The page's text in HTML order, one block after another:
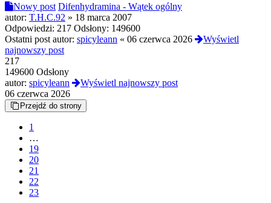
Nowy post Difenhydramina - Wątek ogólny
autor: T.H.C.92 » 18 marca 2007
Odpowiedzi: 217 Odsłony: 149600
Ostatni post autor: spicyleann « 06 czerwca 2026
Wyświetl
najnowszy post
217
149600 Odsłony
autor: spicyleann
Wyświetl najnowszy post
06 czerwca 2026
Przejdź do strony
1
…
19
20
21
22
23